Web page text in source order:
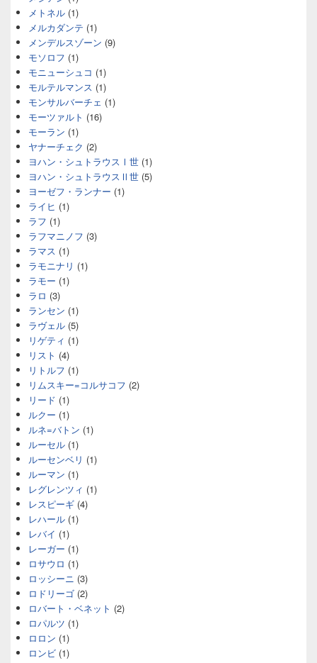
メトネル (1)
メルカダンテ (1)
メンデルスゾーン (9)
モソロフ (1)
モニューシュコ (1)
モルテルマンス (1)
モンサルバーチェ (1)
モーツァルト (16)
モーラン (1)
ヤナーチェク (2)
ヨハン・シュトラウスⅠ世 (1)
ヨハン・シュトラウスⅡ世 (5)
ヨーゼフ・ランナー (1)
ライヒ (1)
ラフ (1)
ラフマニノフ (3)
ラマス (1)
ラモニナリ (1)
ラモー (1)
ラロ (3)
ランセン (1)
ラヴェル (5)
リゲティ (1)
リスト (4)
リトルフ (1)
リムスキー=コルサコフ (2)
リード (1)
ルクー (1)
ルネ=バトン (1)
ルーセル (1)
ルーセンベリ (1)
ルーマン (1)
レグレンツィ (1)
レスピーギ (4)
レハール (1)
レバイ (1)
レーガー (1)
ロサウロ (1)
ロッシーニ (3)
ロドリーゴ (2)
ロバート・ベネット (2)
ロパルツ (1)
ロロン (1)
ロンビ (1)